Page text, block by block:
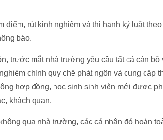
rút kinh nghiệm và thi hành kỷ luật
báo.
trước mắt nhà trường yêu cầu tất cả cán bộ
chỉnh quy chế phát ngôn và cung cấp
hợp đồng, học sinh sinh viên mới được
khách quan.
qua nhà trường, các cá nhân đó hoàn